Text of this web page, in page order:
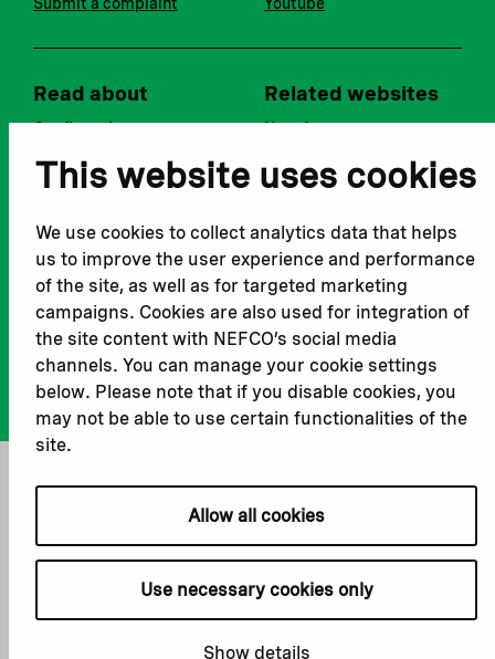
This website uses cookies
We use cookies to collect analytics data that helps
us to improve the user experience and performance
of the site, as well as for targeted marketing
campaigns. Cookies are also used for integration of
the site content with NEFCO’s social media
channels. You can manage your cookie settings
below. Please note that if you disable cookies, you
may not be able to use certain functionalities of the
site.
Allow all cookies
Use necessary cookies only
Show details
Read about
Our financing
Our impact
Related websites
Nopef
MCFA
Privacy policy
Terms & conditions
Cookie declaration
Cookie settings